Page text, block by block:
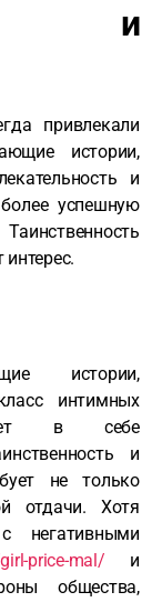
и
привлекали
истории,
и
успешную
истории,
интимных
в себе
и
не только
отдачи. Хотя
негативными
price-mal/ и
общества,